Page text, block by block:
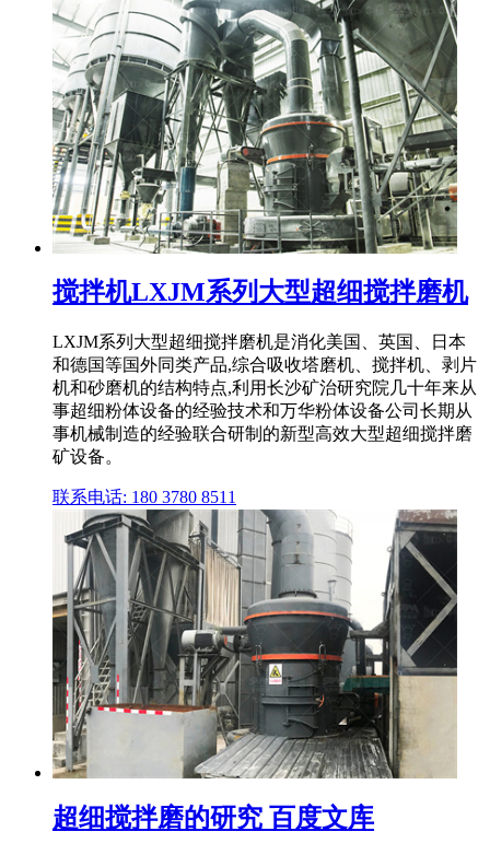
搅拌机LXJM系列大型超细搅拌磨机
LXJM系列大型超细搅拌磨机是消化美国、英国、日本
和德国等国外同类产品,综合吸收塔磨机、搅拌机、剥片
机和砂磨机的结构特点,利用长沙矿治研究院几十年来从
事超细粉体设备的经验技术和万华粉体设备公司长期从
事机械制造的经验联合研制的新型高效大型超细搅拌磨
矿设备。
联系电话: 180 3780 8511
超细搅拌磨的研究 百度文库